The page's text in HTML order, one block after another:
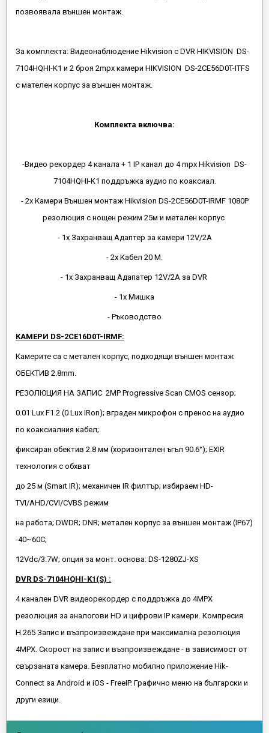
позвоявала външен монтаж.
За комплекта: Видеонаблюдение Hikvision с DVR HIKVISION DS-
7104HQHI-K1 и 2 броя 2mpx камери HIKVISION DS-2CE56D0T-ITFS
с мателен корпус за външен монтаж.
Комплекта включва:
-Видео рекордер 4 канала + 1 IP канал до 4 mpx Hikvision DS-
7104HQHI-K1 поддръжка аудио по коаксиал.
- 2х Камери Външен монтаж Hikvision DS-2CE56D0T-IRMF 1080P
резолюция с нощен режим 25м и метален корпус
- 1х Захранващ Адаптер за камери 12V/2A
- 2х Кабел 20 М.
- 1х Захранващ Адапатер 12V/2A за DVR
- 1х Мишка
- Ръководство
КАМЕРИ DS-2CE16D0T-IRMF:
Камерите са с метален корпус, подходящи външен монтаж
ОБЕКТИВ 2.8mm.
РЕЗОЛЮЦИЯ НА ЗАПИС 2MP Progressive Scan CMOS сензор;
0.01 Lux F1.2 (0 Lux IRon); вграден микрофон с пренос на аудио
по коаксиалния кабел;
фиксиран обектив 2.8 мм (хоризонтален ъгъл 90.6°); EXIR
технология с обхват
до 25 м (Smart IR); механичен IR филтър; избираем HD-
TVI/AHD/CVI/CVBS режим
на работа; DWDR; DNR; метален корпус за външен монтаж (IP67)
-40~60C;
12Vdc/3.7W; опция за монт. основа: DS-1280ZJ-XS
DVR DS-7104HQHI-K1(S) :
4 канален DVR видеорекордер с поддръжка до 4MPX
резолюция за аналогови HD и цифрови IP камери. Компресия
H.265 Запис и възпроизвеждане при максимална резолюция
4MPX. Скорост на запис и възпроизвеждане - в зависимост от
свързаната камера. Безплатно мобилно приложение Hik-
Connect за Android и iOS - FreeIP. Графично меню на български и
други езици.